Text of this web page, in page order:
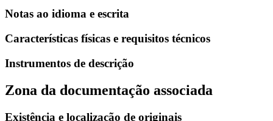
Notas ao idioma e escrita
Características físicas e requisitos técnicos
Instrumentos de descrição
Zona da documentação associada
Existência e localização de originais